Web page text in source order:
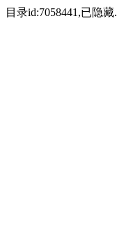
目录id:7058441,已隐藏.